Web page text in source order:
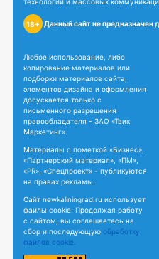
18+ Данный сайт не предназначен
Любое использование, либо
копирование материалов или
подборки материалов сайта,
элементов дизайна и оформления
допускается только с
письменного разрешения
правообладателя - ЗАО «Твик
Маркетинг».
Материалы с пометкой «Бизнес»,
«Партнерский материал», «ПМ»,
«PR», «Спецпроект» - публикуются
на правах рекламы.
Сайт newkaliningrad.ru использует
файлы cookie. Продолжая работу
с сайтом, вы соглашаетесь на
сбор и последующую обработку
файлов cookie.